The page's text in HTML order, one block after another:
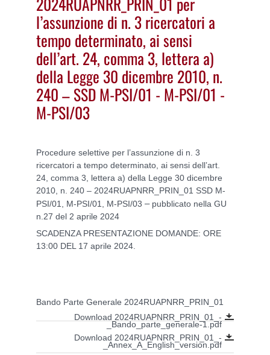
l’assunzione di n. 3 ricercatori a
tempo determinato, ai sensi
dell’art. 24, comma 3, lettera a)
della Legge 30 dicembre 2010, n.
240 – SSD M-PSI/01 - M-PSI/01 -
M-PSI/03
Procedure selettive per l’assunzione di n. 3
ricercatori a tempo determinato, ai sensi dell’art.
24, comma 3, lettera a) della Legge 30 dicembre
2010, n. 240 – 2024RUAPNRR_PRIN_01 SSD M-
PSI/01, M-PSI/01, M-PSI/03 –pubblicato nella GU
n.27 del 2 aprile 2024
SCADENZA PRESENTAZIONE DOMANDE: ORE
13:00 DEL 17 aprile 2024.
Bando Parte Generale 2024RUAPNRR_PRIN_01
Download 2024RUAPNRR_PRIN_01_-
_Bando_parte_generale-1.pdf
Download 2024RUAPNRR_PRIN_01_-
_Annex_A_English_version.pdf